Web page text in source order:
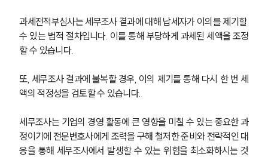
사례분석/최신동향
법률정보
법률지식인
업무분야
국제조세·관세그룹 업무
전체
과세전적부심사는 세무조사 결과에 대해 납세자가 이의를 제기할
수 있는 법적 절차입니다. 이를 통해 부당하게 과세된 세액을 조정
할 수 있습니다.
또, 세무조사 결과에 불복할 경우, 이의 제기를 통해 다시 한 번 세
액의 적정성을 검토할 수 있습니다.
세무조사는 기업의 경영 활동에 큰 영향을 미칠 수 있는 중요한 과
정이기에 전문변호사에게 조력을 구해 철저한 준비와 전략적인 대
응을 통해 세무조사에서 발생할 수 있는 위험을 최소화하시는 것